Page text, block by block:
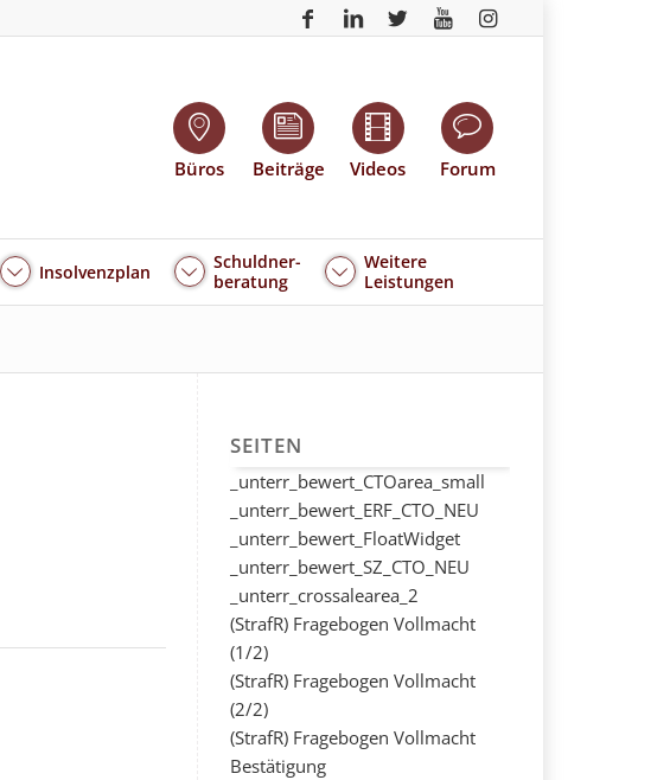
Büros Beiträge Videos Forum
Insolvenzplan
Schuldner-
beratung
Weitere
Leistungen
SEITEN
_unterr_bewert_CTOarea_small
_unterr_bewert_ERF_CTO_NEU
_unterr_bewert_FloatWidget
_unterr_bewert_SZ_CTO_NEU
_unterr_crossalearea_2
(StrafR) Fragebogen Vollmacht
(1/2)
(StrafR) Fragebogen Vollmacht
(2/2)
(StrafR) Fragebogen Vollmacht
Bestätigung